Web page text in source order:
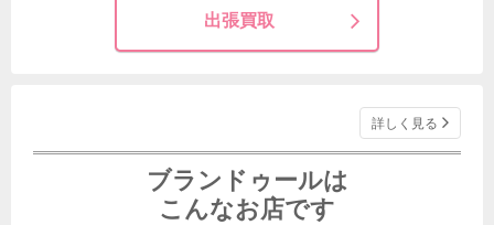
出張買取
詳しく見る
ブランドゥールは
こんなお店です